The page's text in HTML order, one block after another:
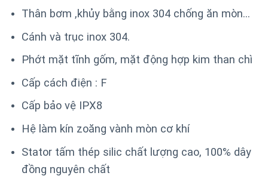
Thân bơm ,khủy bằng inox 304 chống ăn mòn…
Cánh và trục inox 304.
Phớt mặt tĩnh gốm, mặt động hợp kim than chì
Cấp cách điện : F
Cấp bảo vệ IPX8
Hệ làm kín zoăng vành mòn cơ khí
Stator tấm thép silic chất lượng cao, 100% dây
đồng nguyên chất